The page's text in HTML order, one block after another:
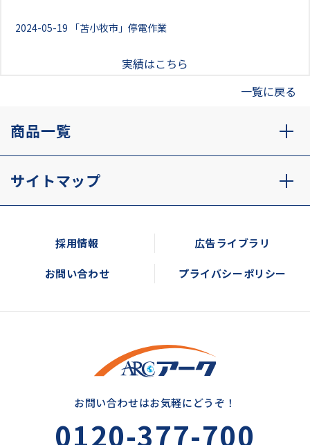
2024-05-19 「苫小牧市」停電作業
実績はこちら
一覧に戻る
商品一覧
サイトマップ
採用情報 広告ライブラリ
お問い合わせ プライバシーポリシー
お問い合わせはお気軽にどうぞ！
0120-377-700